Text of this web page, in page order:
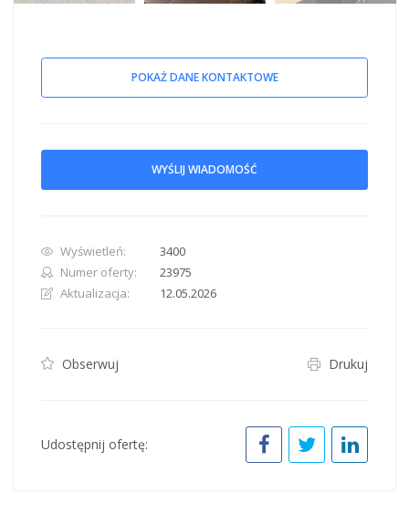
POKAŻ DANE KONTAKTOWE
WYŚLIJ WIADOMOŚĆ
Wyświetleń:
3400
Numer oferty:
23975
Aktualizacja:
12.05.2026
Obserwuj Drukuj
Udostępnij ofertę: